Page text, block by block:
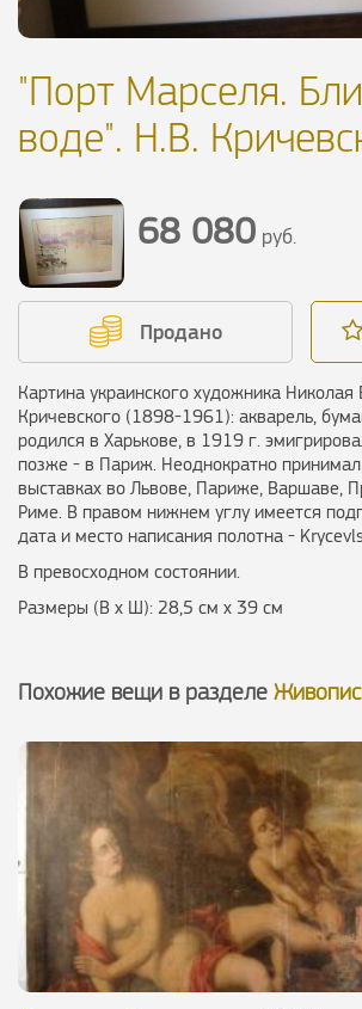
"Порт Марселя.
воде". Н.В.
68 080руб.
Продано
Картина украинского художника Николая
Кричевского (1898-1961): акварель,
родился в Харькове, в 1919 г.
позже - в Париж. Неоднократно принимал
выставках во Львове, Париже, Варшаве,
Риме. В правом нижнем углу имеется
дата и место написания полотна -
В превосходном состоянии.
Размеры (В х Ш): 28,5 см х 39 см
Похожие вещи в разделе